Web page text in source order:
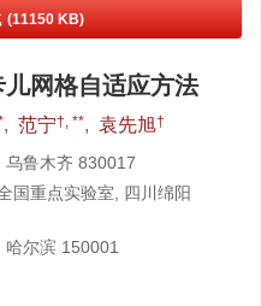
(11150 KB)
网格自适应方法
, 范宁†, **, 袁先旭†
乌鲁木齐 830017
国重点实验室, 四川绵阳
尔滨 150001